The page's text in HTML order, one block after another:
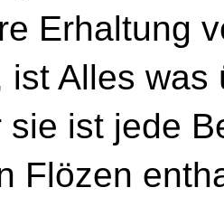
Erhaltung
ist Alles
sie ist jede
Flözen